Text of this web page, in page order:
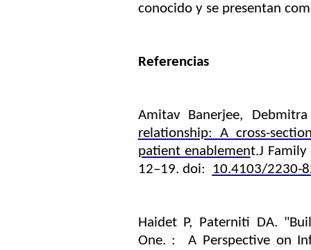
conocido y se presentan
Referencias
Amitav Banerjee,
relationship: A cross-
patient enablement.J
12–19. doi: 10.4103/2230-
Haidet P, Paterniti DA.
One. :
A Perspective on